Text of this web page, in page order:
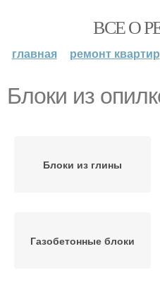
ВСЕ О
главная ремонт квартир
Блоки из
Блоки из глины
Газобетонные блоки